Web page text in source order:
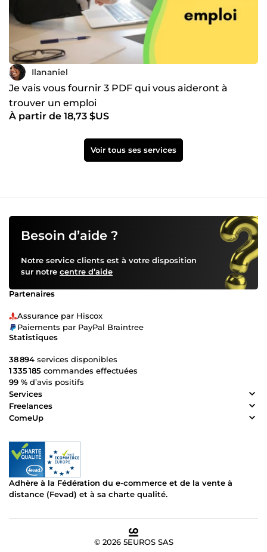
Ilananiel
Je vais vous fournir 3 PDF qui vous aideront à
trouver un emploi
À partir de 18,73 $US
Voir tous ses services
Besoin d’aide ?
Notre service clients est à votre disposition
sur notre centre d’aide
Partenaires
Assurance par Hiscox
Paiements par PayPal Braintree
Statistiques
38 894 services disponibles
1 335 185 commandes effectuées
99 % d’avis positifs
Services
Freelances
ComeUp
Adhère à la Fédération du e-commerce et de la vente à
distance (Fevad) et à sa charte qualité.
© 2026 5EUROS SAS